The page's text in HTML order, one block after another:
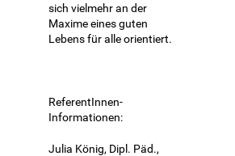
sich vielmehr an der
Maxime eines guten
Lebens für alle orientiert.
ReferentInnen-
Informationen:
Julia König, Dipl. Päd.,